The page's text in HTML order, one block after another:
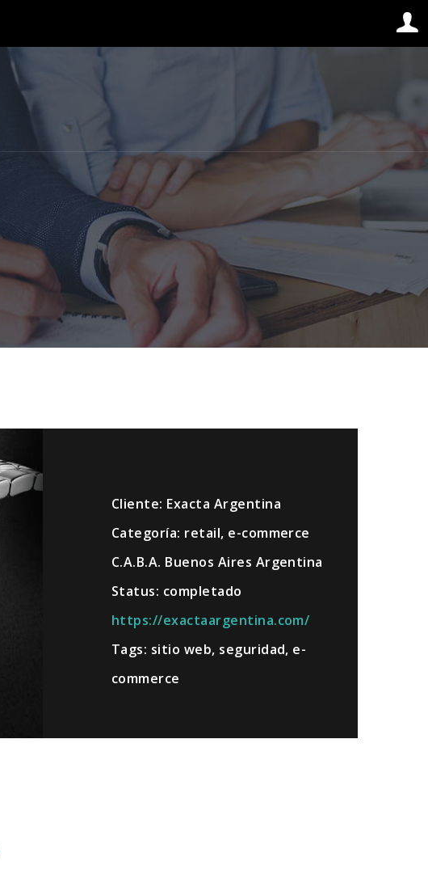
Cliente: Exacta Argentina
Categoría: retail, e-commerce
C.A.B.A. Buenos Aires Argentina
Status: completado
https://exactaargentina.com/
Tags: sitio web, seguridad, e-
commerce